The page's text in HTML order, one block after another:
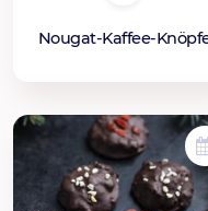
Nougat-Kaffee-